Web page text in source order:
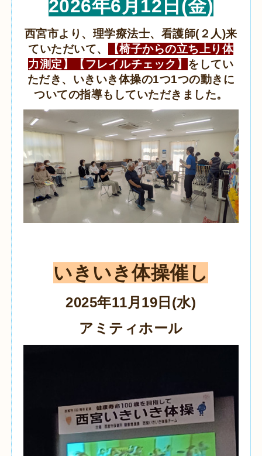
2026年6月12日(金)
西宮市より、理学療法士、看護師(２人)来
ていただいて、
【椅子からの立ち上り体
力測定】【フレイルチェック】 をしてい
ただき、いきいき体操の1つ1つの動きに
ついての指導もしていただきました。
いきいき体操催し
2025年11月19日(水)
アミティホール